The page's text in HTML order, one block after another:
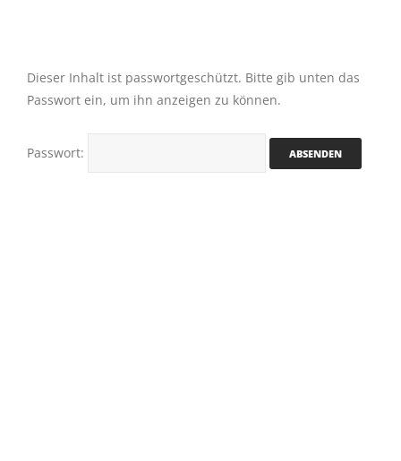
Dieser Inhalt ist passwortgeschützt. Bitte gib unten das
Passwort ein, um ihn anzeigen zu können.
Passwort: